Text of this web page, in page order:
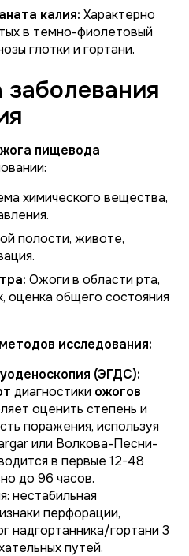
калия: Характерно
в темно-фиолетовый
глотки и гортани.
пищевода
химического вещества,
полости, животе,
Ожоги в области рта,
оценка общего состояния
исследования:
(ЭГДС):
диагностики ожогов
оценить степень и
поражения, используя
или Волкова-Песни-
в первые 12-48
до 96 часов.
нестабильная
перфорации,
надгортанника/гортани 3
путей.